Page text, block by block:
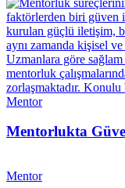
Mentor
Mentorlukta
Mentor